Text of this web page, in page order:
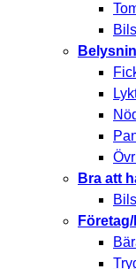
Bra att